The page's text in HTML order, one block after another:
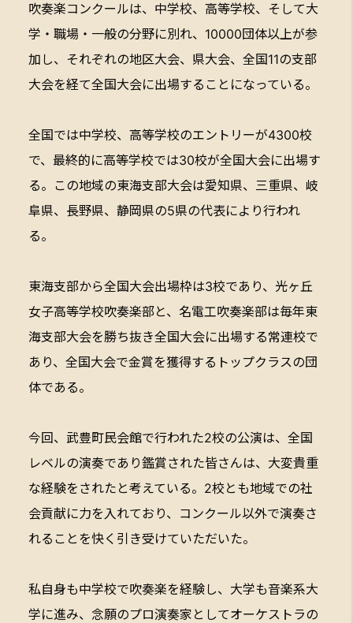
吹奏楽コンクールは、中学校、高等学校、そして大
学・職場・一般の分野に別れ、10000団体以上が参
加し、それぞれの地区大会、県大会、全国11の支部
大会を経て全国大会に出場することになっている。
全国では中学校、高等学校のエントリーが4300校
で、最終的に高等学校では30校が全国大会に出場す
る。この地域の東海支部大会は愛知県、三重県、岐
阜県、長野県、静岡県の5県の代表により行われ
る。
東海支部から全国大会出場枠は3校であり、光ヶ丘
女子高等学校吹奏楽部と、名電工吹奏楽部は毎年東
海支部大会を勝ち抜き全国大会に出場する常連校で
あり、全国大会で金賞を獲得するトップクラスの団
体である。
今回、武豊町民会館で行われた2校の公演は、全国
レベルの演奏であり鑑賞された皆さんは、大変貴重
な経験をされたと考えている。2校とも地域での社
会貢献に力を入れており、コンクール以外で演奏さ
れることを快く引き受けていただいた。
私自身も中学校で吹奏楽を経験し、大学も音楽系大
学に進み、念願のプロ演奏家としてオーケストラの